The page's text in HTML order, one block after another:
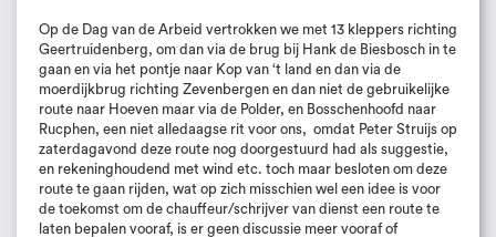
Op de Dag van de Arbeid vertrokken we met 13 kleppers richting
Geertruidenberg, om dan via de brug bij Hank de Biesbosch in te
gaan en via het pontje naar Kop van ‘t land en dan via de
moerdijkbrug richting Zevenbergen en dan niet de gebruikelijke
route naar Hoeven maar via de Polder, en Bosschenhoofd naar
Rucphen, een niet alledaagse rit voor ons, omdat Peter Struijs op
zaterdagavond deze route nog doorgestuurd had als suggestie,
en rekeninghoudend met wind etc. toch maar besloten om deze
route te gaan rijden, wat op zich misschien wel een idee is voor
de toekomst om de chauffeur/schrijver van dienst een route te
laten bepalen vooraf, is er geen discussie meer vooraf of